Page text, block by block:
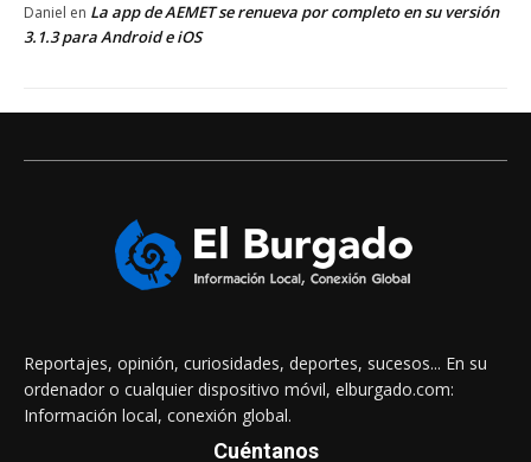
Daniel en La app de AEMET se renueva por completo en su versión
3.1.3 para Android e iOS
Reportajes, opinión, curiosidades, deportes, sucesos... En su
ordenador o cualquier dispositivo móvil, elburgado.com:
Información local, conexión global.
Cuéntanos